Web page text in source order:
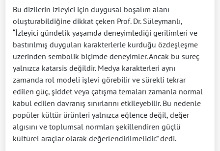
Bu dizilerin izleyici için duygusal boşalım alanı
oluşturabildiğine dikkat çeken Prof. Dr. Süleymanlı,
“İzleyici gündelik yaşamda deneyimlediği gerilimleri ve
bastırılmış duyguları karakterlerle kurduğu özdeşleşme
üzerinden sembolik biçimde deneyimler. Ancak bu süreç
yalnızca katarsis değildir. Medya karakterleri aynı
zamanda rol modeli işlevi görebilir ve sürekli tekrar
edilen güç, şiddet veya çatışma temaları zamanla normal
kabul edilen davranış sınırlarını etkileyebilir. Bu nedenle
popüler kültür ürünleri yalnızca eğlence değil, değer
algısını ve toplumsal normları şekillendiren güçlü
kültürel araçlar olarak değerlendirilmelidir.” dedi.